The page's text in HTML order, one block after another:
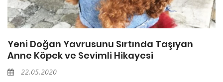
Yeni Doğan Yavrusunu Sırtında Taşıyan
Anne Köpek ve Sevimli Hikayesi
22.05.2020